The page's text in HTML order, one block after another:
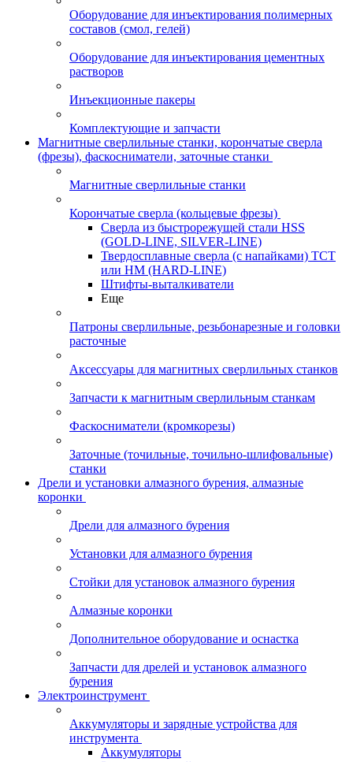
Оборудование для инъектирования полимерных
составов (смол, гелей)
Оборудование для инъектирования цементных
растворов
Инъекционные пакеры
Комплектующие и запчасти
Магнитные сверлильные станки, корончатые сверла
(фрезы), фаскосниматели, заточные станки
Магнитные сверлильные станки
Корончатые сверла (кольцевые фрезы)
Сверла из быстрорежущей стали HSS
(GOLD-LINE, SILVER-LINE)
Твердосплавные сверла (с напайками) ТСТ
или HM (HARD-LINE)
Штифты-выталкиватели
Еще
Патроны сверлильные, резьбонарезные и головки
расточные
Аксессуары для магнитных сверлильных станков
Запчасти к магнитным сверлильным станкам
Фаскосниматели (кромкорезы)
Заточные (точильные, точильно-шлифовальные)
станки
Дрели и установки алмазного бурения, алмазные
коронки
Дрели для алмазного бурения
Установки для алмазного бурения
Стойки для установок алмазного бурения
Алмазные коронки
Дополнительное оборудование и оснастка
Запчасти для дрелей и установок алмазного
бурения
Электроинструмент
Аккумуляторы и зарядные устройства для
инструмента
Аккумуляторы